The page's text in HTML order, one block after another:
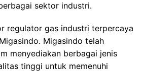
sektor industri.
regulator gas industri terpercaya
Migasindo telah
menyediakan berbagai jenis
tinggi untuk memenuhi